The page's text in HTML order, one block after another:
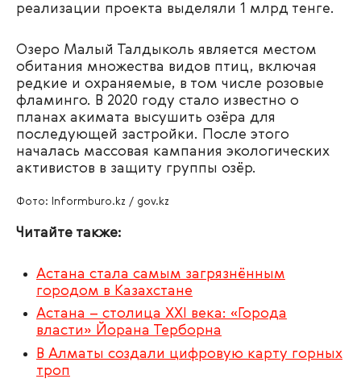
реализации проекта выделяли 1 млрд тенге.
Озеро Малый Талдыколь является местом
обитания множества видов птиц, включая
редкие и охраняемые, в том числе розовые
фламинго. В 2020 году стало известно о
планах акимата высушить озёра для
последующей застройки. После этого
началась массовая кампания экологических
активистов в защиту группы озёр.
Фото: Informburo.kz / gov.kz
Читайте также:
Астана стала самым загрязнённым
городом в Казахстане
Астана – столица XXI века: «Города
власти» Йорана Терборна
В Алматы создали цифровую карту горных
троп